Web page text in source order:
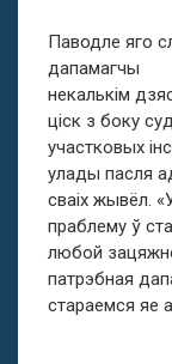
Паводле яго
дапамагчы
некалькім
ціск з боку
участковых
улады пасля
сваіх жывёл.
праблему ў
любой
патрэбная
стараемся яе